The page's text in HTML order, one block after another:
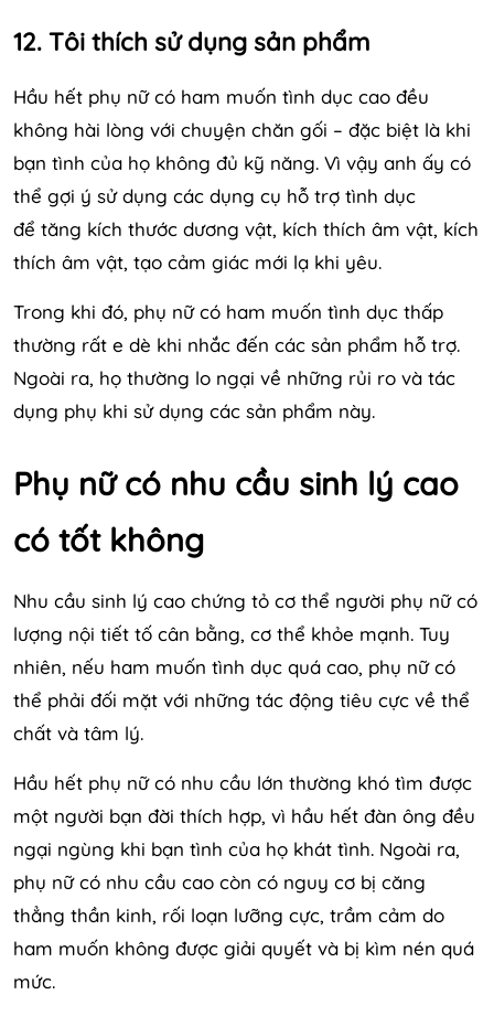
12. Tôi thích sử dụng sản phẩm
Hầu hết phụ nữ có ham muốn tình dục cao đều
không hài lòng với chuyện chăn gối – đặc biệt là khi
bạn tình của họ không đủ kỹ năng. Vì vậy anh ấy có
thể gợi ý sử dụng các dụng cụ hỗ trợ tình dục
để tăng kích thước dương vật, kích thích âm vật, kích
thích âm vật, tạo cảm giác mới lạ khi yêu.
Trong khi đó, phụ nữ có ham muốn tình dục thấp
thường rất e dè khi nhắc đến các sản phẩm hỗ trợ.
Ngoài ra, họ thường lo ngại về những rủi ro và tác
dụng phụ khi sử dụng các sản phẩm này.
Phụ nữ có nhu cầu sinh lý cao
có tốt không
Nhu cầu sinh lý cao chứng tỏ cơ thể người phụ nữ có
lượng nội tiết tố cân bằng, cơ thể khỏe mạnh. Tuy
nhiên, nếu ham muốn tình dục quá cao, phụ nữ có
thể phải đối mặt với những tác động tiêu cực về thể
chất và tâm lý.
Hầu hết phụ nữ có nhu cầu lớn thường khó tìm được
một người bạn đời thích hợp, vì hầu hết đàn ông đều
ngại ngùng khi bạn tình của họ khát tình. Ngoài ra,
phụ nữ có nhu cầu cao còn có nguy cơ bị căng
thẳng thần kinh, rối loạn lưỡng cực, trầm cảm do
ham muốn không được giải quyết và bị kìm nén quá
mức.